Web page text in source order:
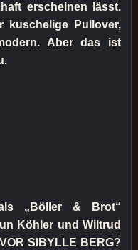
erscheinen lässt.
Pullover,
Aber das ist
„Böller & Brot“
Köhler und Wiltrud
SIBYLLE BERG?